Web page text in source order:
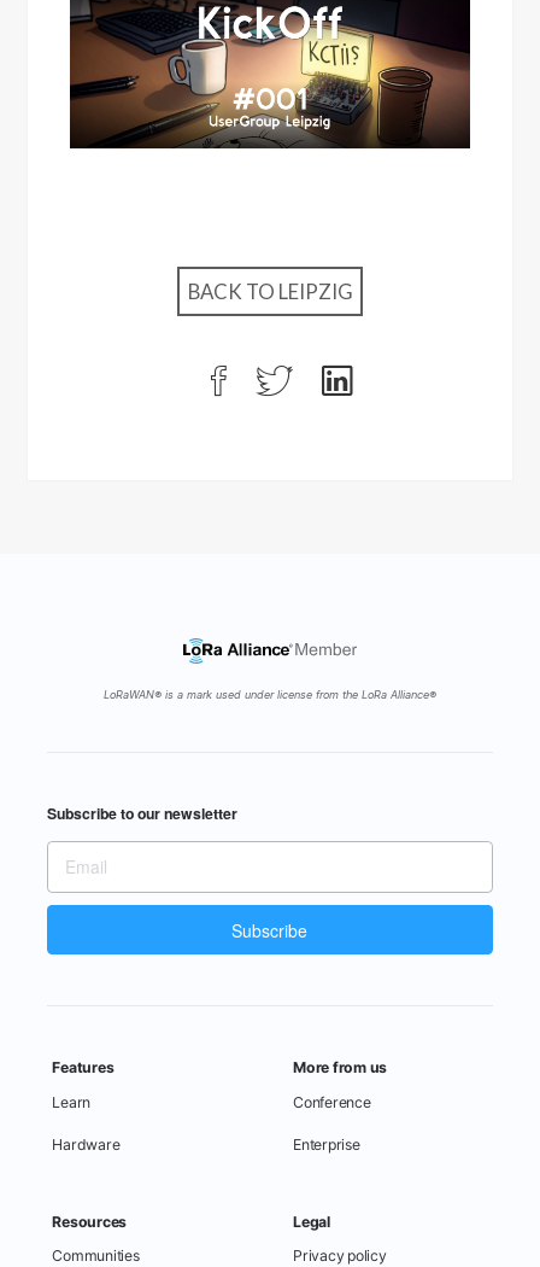
BACK TO LEIPZIG